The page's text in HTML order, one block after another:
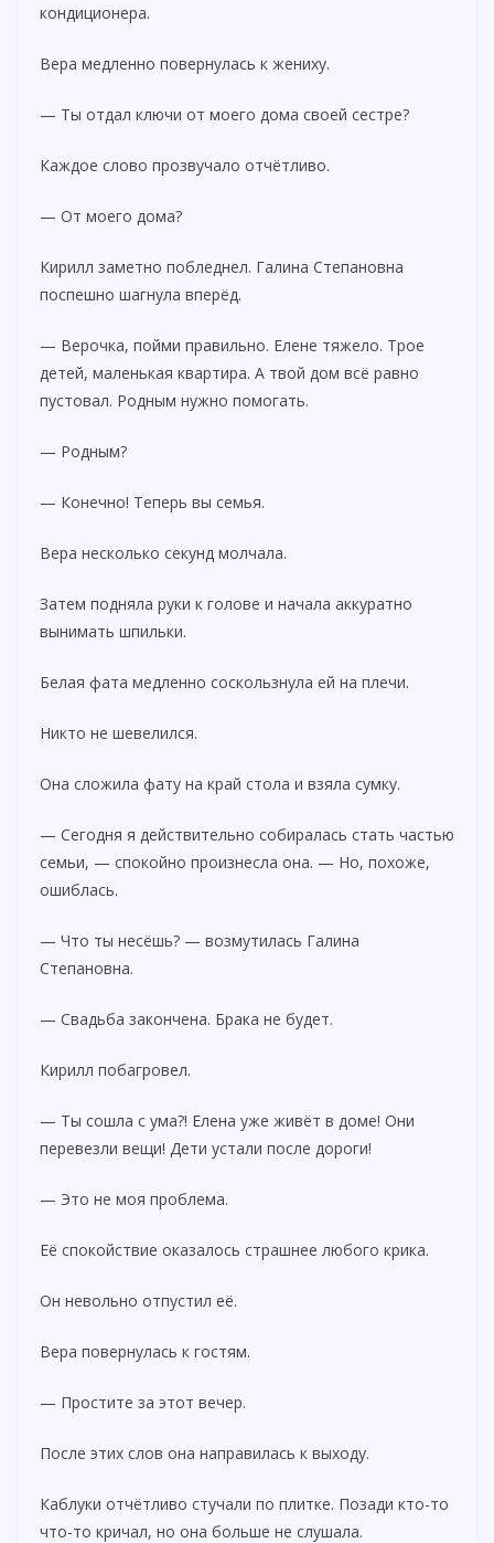
кондиционера.
Вера медленно повернулась к жениху.
— Ты отдал ключи от моего дома своей сестре?
Каждое слово прозвучало отчётливо.
— От моего дома?
Кирилл заметно побледнел. Галина Степановна
поспешно шагнула вперёд.
— Верочка, пойми правильно. Елене тяжело. Трое
детей, маленькая квартира. А твой дом всё равно
пустовал. Родным нужно помогать.
— Родным?
— Конечно! Теперь вы семья.
Вера несколько секунд молчала.
Затем подняла руки к голове и начала аккуратно
вынимать шпильки.
Белая фата медленно соскользнула ей на плечи.
Никто не шевелился.
Она сложила фату на край стола и взяла сумку.
— Сегодня я действительно собиралась стать частью
семьи, — спокойно произнесла она. — Но, похоже,
ошиблась.
— Что ты несёшь? — возмутилась Галина
Степановна.
— Свадьба закончена. Брака не будет.
Кирилл побагровел.
— Ты сошла с ума?! Елена уже живёт в доме! Они
перевезли вещи! Дети устали после дороги!
— Это не моя проблема.
Её спокойствие оказалось страшнее любого крика.
Он невольно отпустил её.
Вера повернулась к гостям.
— Простите за этот вечер.
После этих слов она направилась к выходу.
Каблуки отчётливо стучали по плитке. Позади кто-то
что-то кричал, но она больше не слушала.